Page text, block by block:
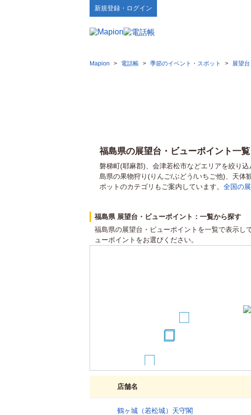
新規登録・ログイン
Mapion > 電話帳 > 季節のイベント・スポット > 展望
福島県の展望台・ビューポイント一覧
磐梯町(耶麻郡)、会津若松市などエリアを絞り
島県の果物狩り(りんご/ぶどう/いちご他)、天体
ポットのカテゴリもご案内しています。 全国の
福島県 展望台・ビューポイント：一覧から探す
福島県の展望台・ビューポイントを一覧で表示し
ューポイントをお選びください。
店舗名
鶴ヶ城（若松城）天守閣